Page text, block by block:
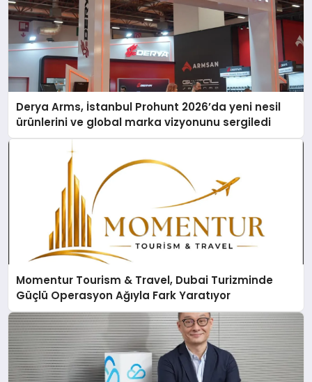
Derya Arms, İstanbul Prohunt 2026’da yeni nesil
ürünlerini ve global marka vizyonunu sergiledi
Momentur Tourism & Travel, Dubai Turizminde
Güçlü Operasyon Ağıyla Fark Yaratıyor